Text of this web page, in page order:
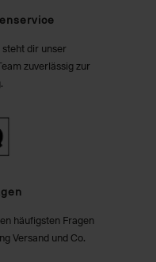
dir unser
zuverlässig zur
häufigsten Fragen
Versand und Co.